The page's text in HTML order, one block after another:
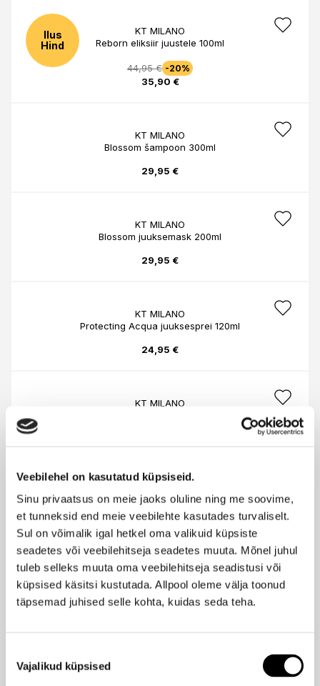
Veebilehel on kasutatud küpsiseid.
Sinu privaatsus on meie jaoks oluline ning me soovime,
et tunneksid end meie veebilehte kasutades turvaliselt.
Sul on võimalik igal hetkel oma valikuid küpsiste
seadetes või veebilehitseja seadetes muuta. Mõnel juhul
tuleb selleks muuta oma veebilehitseja seadistusi või
küpsised käsitsi kustutada. Allpool oleme välja toonud
täpsemad juhised selle kohta, kuidas seda teha.
valik
Vajalikud küpsised
Ilus
Hind
KT MILANO
Reborn eliksiir juustele 100ml
44,95 € -20%
35,90 €
KT MILANO
Blossom šampoon 300ml
29,95 €
KT MILANO
Blossom juuksemask 200ml
29,95 €
KT MILANO
Protecting Acqua juuksesprei 120ml
24,95 €
KT MILANO
Protecting Sani Fluid hooldus juustele 120ml
KT MILANO
Argan argaaniaõli 100ml
39,95 €
KT MILANO
Growbel Co-Wash 3:1 hooldus juustele 200ml